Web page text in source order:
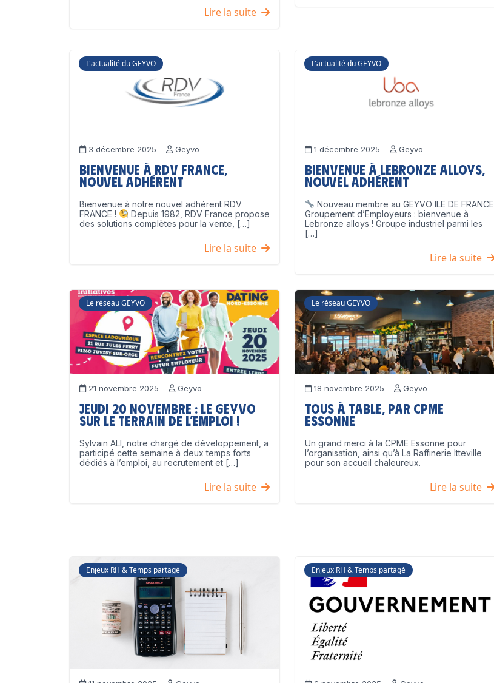
Lire la suite
L'actualité du GEYVO
3 décembre 2025 Geyvo
Bienvenue à RDV France,
nouvel adhérent
Bienvenue à notre nouvel adhérent RDV
FRANCE !
Depuis 1982, RDV France propose
des solutions complètes pour la vente, […]
Lire la suite
L'actualité du GEYVO
1 décembre 2025 Geyvo
Bienvenue à Lebronze Alloys,
nouvel adhérent
Nouveau membre au GEYVO ILE DE FRANCE
Groupement d’Employeurs : bienvenue à
Lebronze alloys ! Groupe industriel parmi les
[…]
Lire la suite
Le réseau GEYVO
21 novembre 2025 Geyvo
Jeudi 20 novembre : le GEYVO
sur le terrain de l’emploi !
Sylvain ALI, notre chargé de développement, a
participé cette semaine à deux temps forts
dédiés à l’emploi, au recrutement et […]
Lire la suite
Le réseau GEYVO
18 novembre 2025 Geyvo
Tous à table, par CPME
Essonne
Un grand merci à la CPME Essonne pour
l’organisation, ainsi qu’à La Raffinerie Itteville
pour son accueil chaleureux.
Lire la suite
Enjeux RH & Temps partagé Enjeux RH & Temps partagé